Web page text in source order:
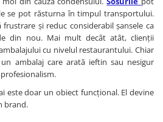
se pot răsturna în timpul transportului.
frustrare și reduc considerabil șansele ca
din nou. Mai mult decât atât, clienții
cu nivelul restaurantului. Chiar
ambalaj care arată ieftin sau nesigur
este doar un obiect funcțional. El devine
brand.